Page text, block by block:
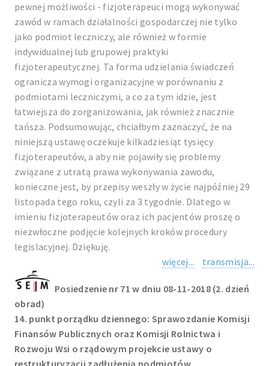
pewnej możliwości - fizjoterapeuci mogą wykonywać
zawód w ramach działalności gospodarczej nie tylko
jako podmiot leczniczy, ale również w formie
indywidualnej lub grupowej praktyki
fizjoterapeutycznej. Ta forma udzielania świadczeń
ogranicza wymogi organizacyjne w porównaniu z
podmiotami leczniczymi, a co za tym idzie, jest
łatwiejsza do zorganizowania, jak również znacznie
tańsza. Podsumowując, chciałbym zaznaczyć, że na
niniejszą ustawę oczekuje kilkadziesiąt tysięcy
fizjoterapeutów, a aby nie pojawiły się problemy
związane z utratą prawa wykonywania zawodu,
konieczne jest, by przepisy weszły w życie najpóźniej 29
listopada tego roku, czyli za 3 tygodnie. Dlatego w
imieniu fizjoterapeutów oraz ich pacjentów proszę o
niezwłoczne podjęcie kolejnych kroków procedury
legislacyjnej. Dziękuję.
więcej...
transmisja...
Posiedzenie nr 71 w dniu 08-11-2018 (2. dzień
obrad)
14. punkt porządku dziennego: Sprawozdanie Komisji
Finansów Publicznych oraz Komisji Rolnictwa i
Rozwoju Wsi o rządowym projekcie ustawy o
restrukturyzacji zadłużenia podmiotów